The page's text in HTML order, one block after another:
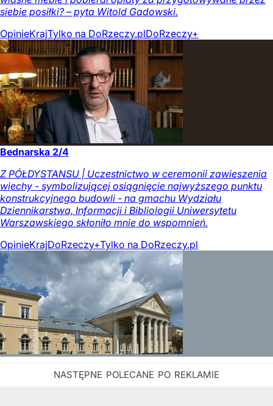
siebie posiłki? – pyta Witold Gadowski.
OpinieKrajTylko na DoRzeczy.plDoRzeczy+
Bednarska 2/4
Z PÓŁDYSTANSU | Uczestnictwo w ceremonii zawieszenia
wiechy - symbolizującej osiągnięcie najwyższego punktu
konstrukcyjnego budowli - na gmachu Wydziału
Dziennikarstwa, Informacji i Bibliologii Uniwersytetu
Warszawskiego skłoniło mnie do wspomnień.
OpinieKrajDoRzeczy+Tylko na DoRzeczy.pl